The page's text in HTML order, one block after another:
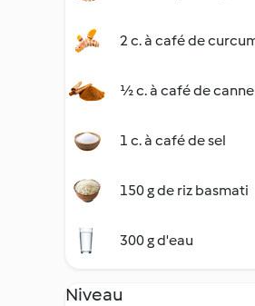
2 c. à café de
½ c. à café de
1 c. à café de sel
150 g de riz basmati
300 g d'eau
Niveau